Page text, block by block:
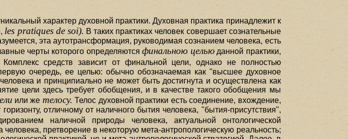
характер духовной практики. Духовная практика принадлежит к
les pratiques de soi). B таких практиках человек совершает сознательные
эта аутотрансформация, руководимая сознанием человека, есть
черты которого определяютсяфинальною цельюданной практики,
средств зависит от финальной цели, однако не полностью
очередь, ее целью: обычно обозначаемая как "высшее духовное
и принципиально не может быть достигнута и осуществлена как
цели здесь требует обобщения, и в качестве такого обобщения мы
или же телосу. Телос духовной практики есть соединение, вхождение,
отличному от наличного бытия человека, "бытия-присутствия",
наличной природы человека, актуальной онтологической
претворение в некоторую мета-антропологическую реальность;